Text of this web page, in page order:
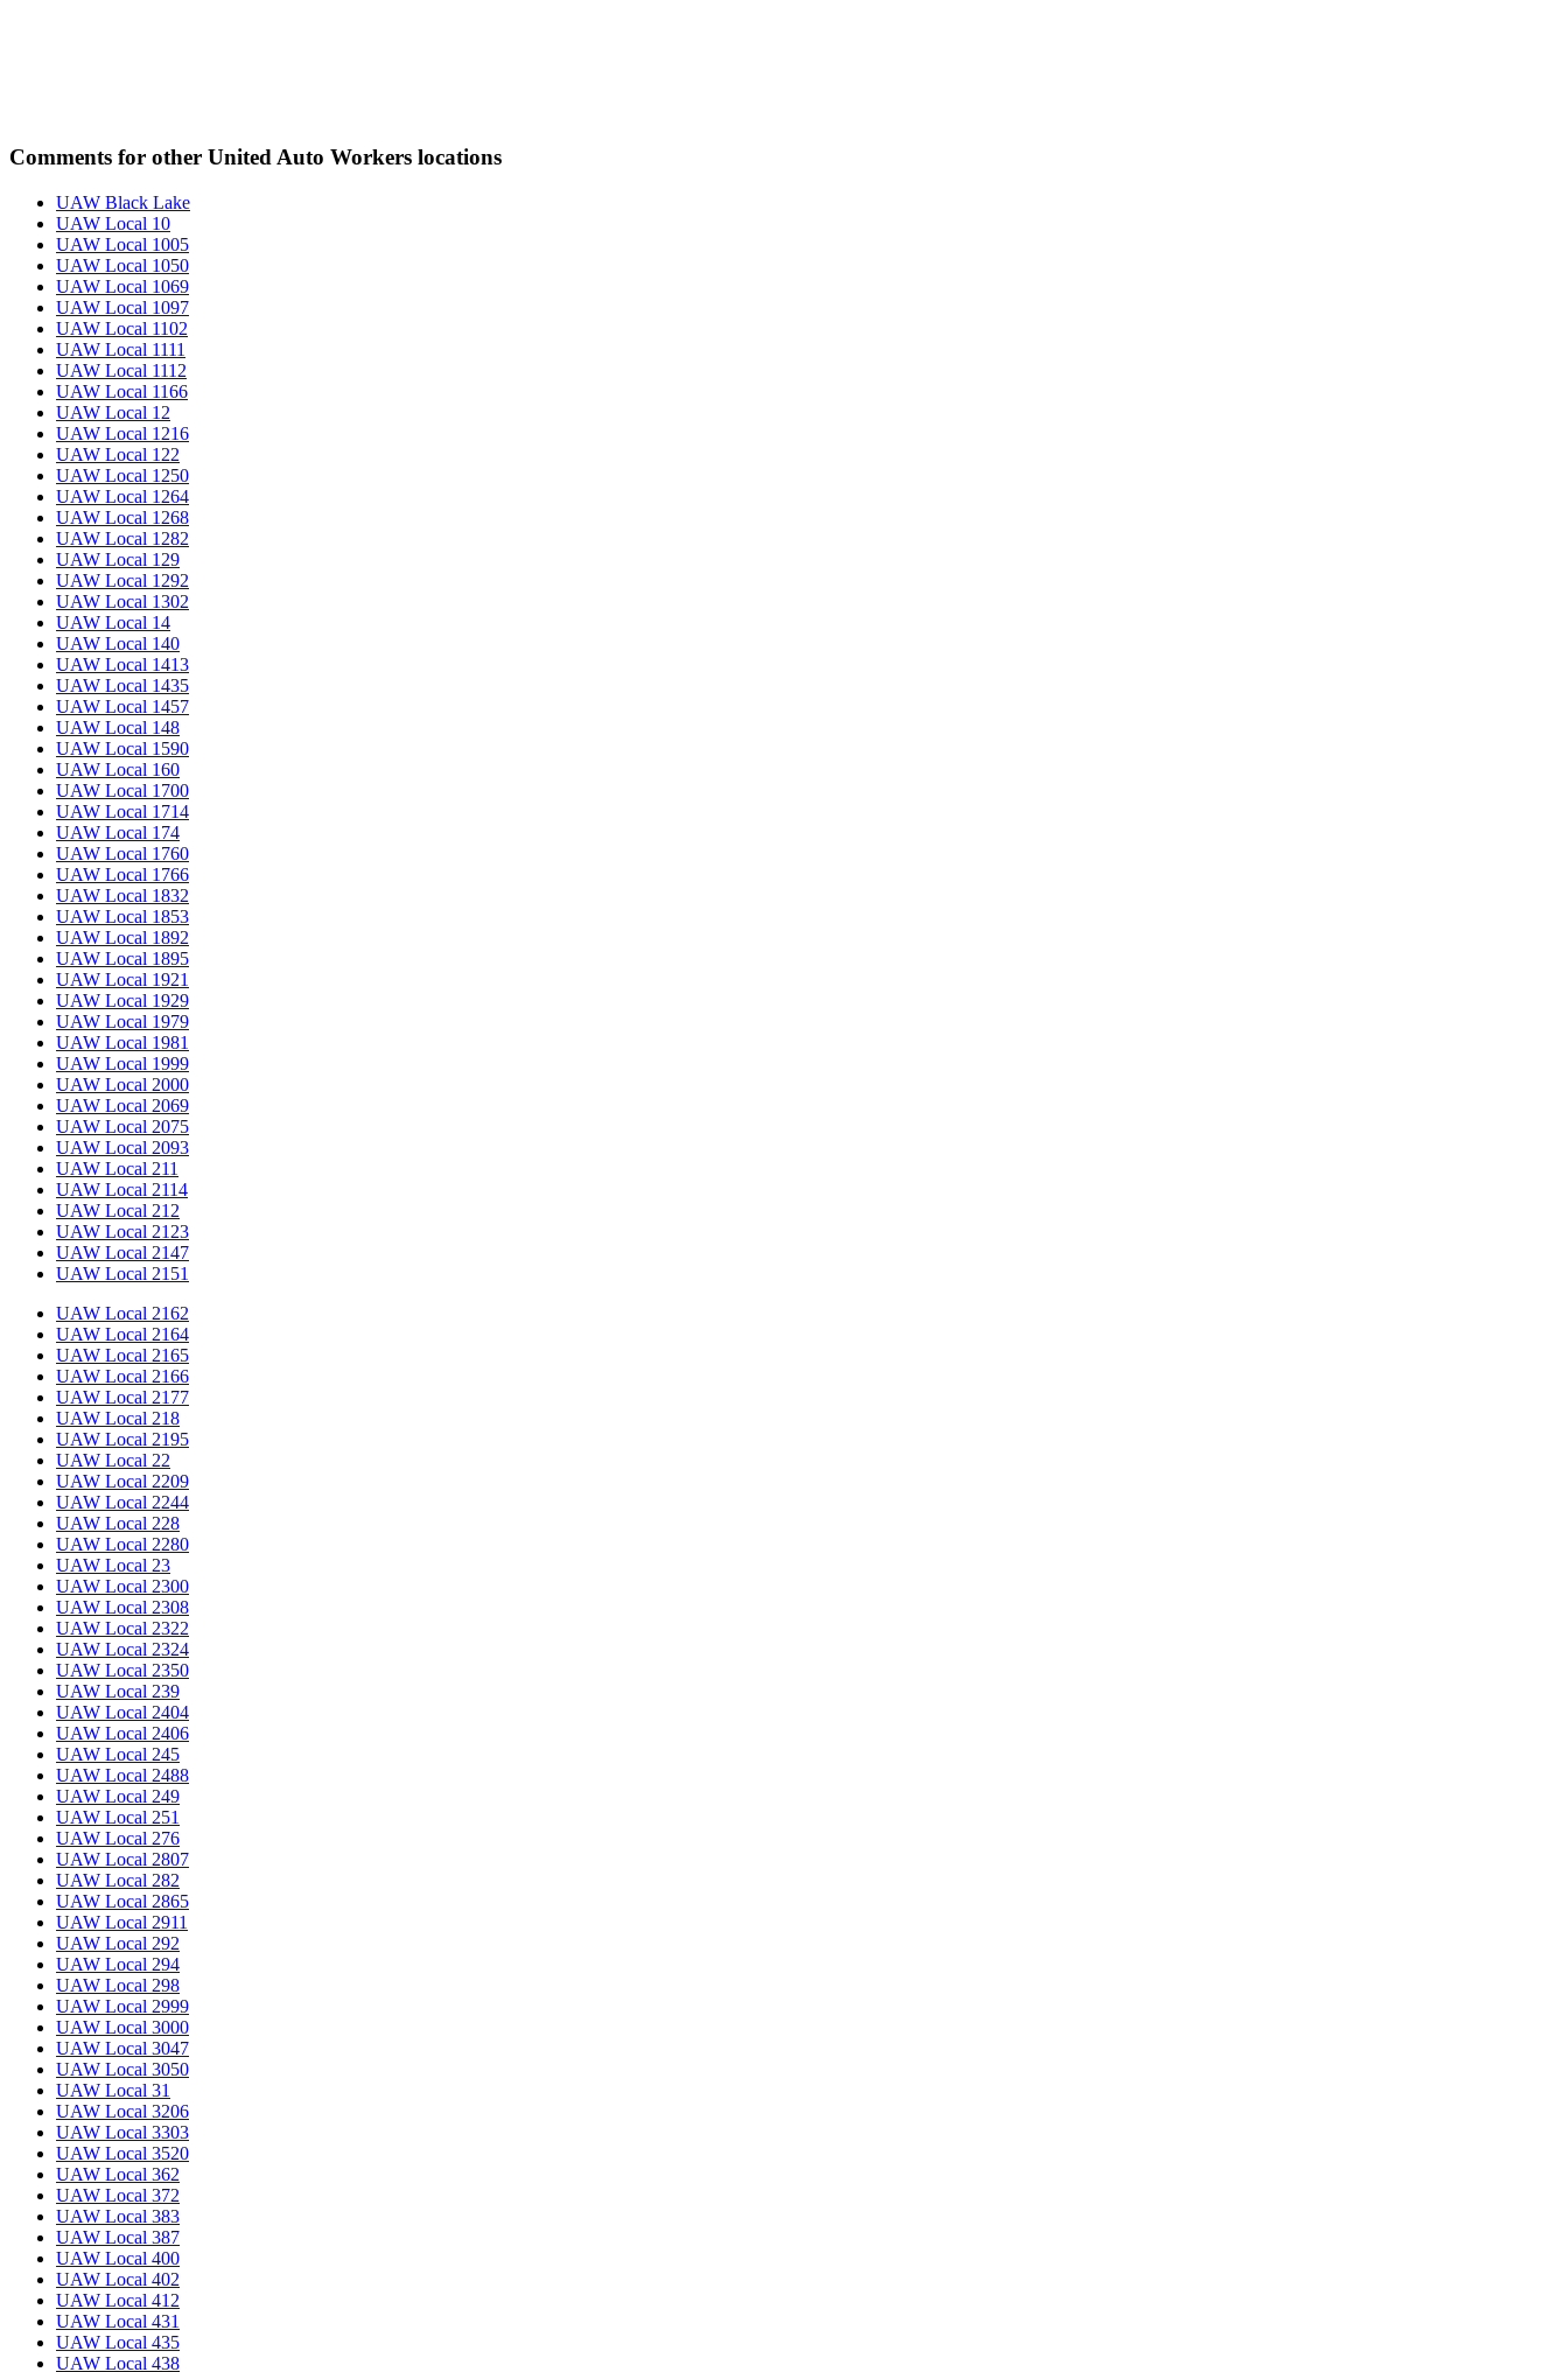
Comments for other United Auto Workers locations
UAW Black Lake
UAW Local 10
UAW Local 1005
UAW Local 1050
UAW Local 1069
UAW Local 1097
UAW Local 1102
UAW Local 1111
UAW Local 1112
UAW Local 1166
UAW Local 12
UAW Local 1216
UAW Local 122
UAW Local 1250
UAW Local 1264
UAW Local 1268
UAW Local 1282
UAW Local 129
UAW Local 1292
UAW Local 1302
UAW Local 14
UAW Local 140
UAW Local 1413
UAW Local 1435
UAW Local 1457
UAW Local 148
UAW Local 1590
UAW Local 160
UAW Local 1700
UAW Local 1714
UAW Local 174
UAW Local 1760
UAW Local 1766
UAW Local 1832
UAW Local 1853
UAW Local 1892
UAW Local 1895
UAW Local 1921
UAW Local 1929
UAW Local 1979
UAW Local 1981
UAW Local 1999
UAW Local 2000
UAW Local 2069
UAW Local 2075
UAW Local 2093
UAW Local 211
UAW Local 2114
UAW Local 212
UAW Local 2123
UAW Local 2147
UAW Local 2151
UAW Local 2162
UAW Local 2164
UAW Local 2165
UAW Local 2166
UAW Local 2177
UAW Local 218
UAW Local 2195
UAW Local 22
UAW Local 2209
UAW Local 2244
UAW Local 228
UAW Local 2280
UAW Local 23
UAW Local 2300
UAW Local 2308
UAW Local 2322
UAW Local 2324
UAW Local 2350
UAW Local 239
UAW Local 2404
UAW Local 2406
UAW Local 245
UAW Local 2488
UAW Local 249
UAW Local 251
UAW Local 276
UAW Local 2807
UAW Local 282
UAW Local 2865
UAW Local 2911
UAW Local 292
UAW Local 294
UAW Local 298
UAW Local 2999
UAW Local 3000
UAW Local 3047
UAW Local 3050
UAW Local 31
UAW Local 3206
UAW Local 3303
UAW Local 3520
UAW Local 362
UAW Local 372
UAW Local 383
UAW Local 387
UAW Local 400
UAW Local 402
UAW Local 412
UAW Local 431
UAW Local 435
UAW Local 438